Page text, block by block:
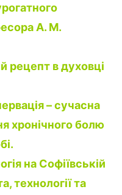
А. М.
рецепт в духовці
– сучасна
хронічного болю
на Софіївській
технології та